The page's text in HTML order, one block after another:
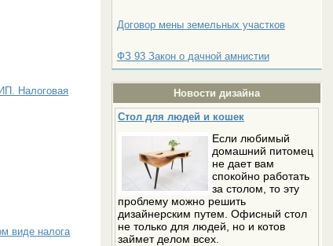
Договор мены земельных участков
ФЗ 93 Закон о дачной амнистии
Новости дизайна
Стол для людей и кошек
Если любимый
домашний питомец
не дает вам
спокойно работать
за столом, то эту
проблему можно решить
дизайнерским путем. Офисный стол
не только для людей, но и котов
займет делом всех.
Налоговая
виде налога